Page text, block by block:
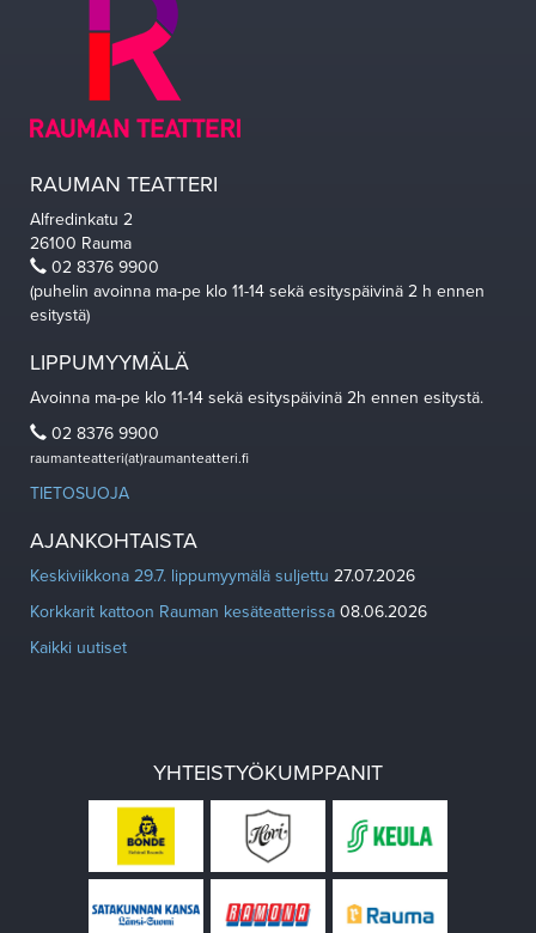
RAUMAN TEATTERI
Alfredinkatu 2
26100 Rauma
02 8376 9900
(puhelin avoinna ma-pe klo 11-14 sekä esityspäivinä 2 h ennen
esitystä)
LIPPUMYYMÄLÄ
Avoinna ma-pe klo 11-14 sekä esityspäivinä 2h ennen esitystä.
02 8376 9900
raumanteatteri(at)raumanteatteri.fi
TIETOSUOJA
AJANKOHTAISTA
Keskiviikkona 29.7. lippumyymälä suljettu 27.07.2026
Korkkarit kattoon Rauman kesäteatterissa 08.06.2026
Kaikki uutiset
YHTEISTYÖKUMPPANIT